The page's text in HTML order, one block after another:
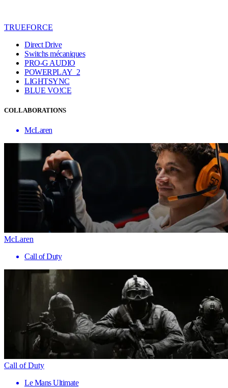
TRUEFORCE
Direct Drive
Switchs mécaniques
PRO-G AUDIO
POWERPLAY 2
LIGHTSYNC
BLUE VO!CE
COLLABORATIONS
McLaren
McLaren
Call of Duty
Call of Duty
Le Mans Ultimate